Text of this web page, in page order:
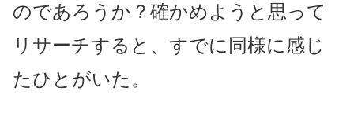
のであろうか？確かめようと思って
リサーチすると、すでに同様に感じ
たひとがいた。